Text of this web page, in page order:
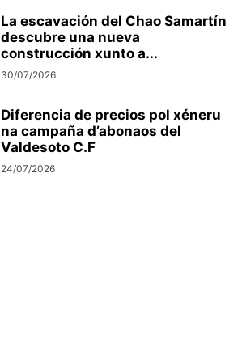
La escavación del Chao Samartín
descubre una nueva
construcción xunto a...
30/07/2026
Diferencia de precios pol xéneru
na campaña d’abonaos del
Valdesoto C.F
24/07/2026